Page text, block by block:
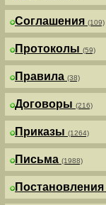
Соглашения (109)
Протоколы (59)
Правила (38)
Договоры (216)
Приказы (1264)
Письма (1988)
Постановления